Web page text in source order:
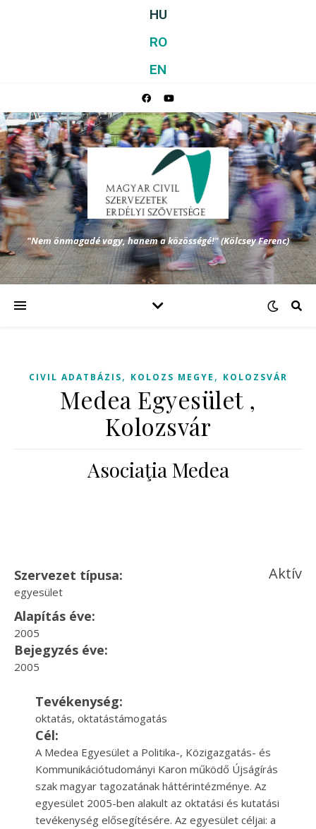
HU
RO
EN
"Nem önmagadé vagy, hanem a közösségé!" (Kölcsey Ferenc)
CIVIL ADATBÁZIS, KOLOZS MEGYE , KOLOZSVÁR
Medea Egyesület ,
Kolozsvár
Asociaţia Medea
Szervezet típusa:
egyesület
Aktív
Alapítás éve:
2005
Bejegyzés éve:
2005
Tevékenység:
oktatás, oktatástámogatás
Cél:
A Medea Egyesület a Politika-, Közigazgatás- és
Kommuniká­ciótudományi Karon működő Újságírás
szak magyar tagozatának háttérintézménye. Az
egyesület 2005-ben alakult az oktatási és ku­tatási
tevékenység elősegítésére. Az egyesület céljai: a